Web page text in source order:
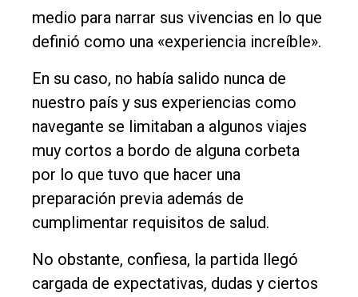
medio para narrar sus vivencias en lo que
definió como una «experiencia increíble».
En su caso, no había salido nunca de
nuestro país y sus experiencias como
navegante se limitaban a algunos viajes
muy cortos a bordo de alguna corbeta
por lo que tuvo que hacer una
preparación previa además de
cumplimentar requisitos de salud.
No obstante, confiesa, la partida llegó
cargada de expectativas, dudas y ciertos